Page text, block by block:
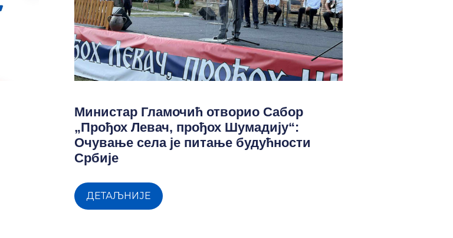
Министар Гламочић отворио Сабор
„Прођох Левач, прођох Шумадију“:
Очување села је питање будућности
Србије
ДЕТАЉНИЈЕ